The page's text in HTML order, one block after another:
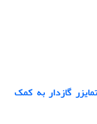
گازدار به کمک